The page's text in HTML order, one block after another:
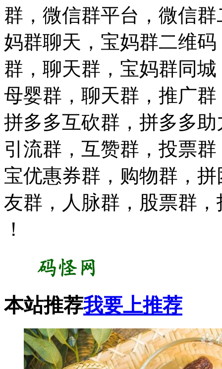
群，微信群平台，微信
妈群聊天，宝妈群二维
群，聊天群，宝妈群同
母婴群，聊天群，推广
拼多多互砍群，拼多多
引流群，互赞群，投票
宝优惠券群，购物群，
友群，人脉群，股票群
！
本站推荐我要上推荐